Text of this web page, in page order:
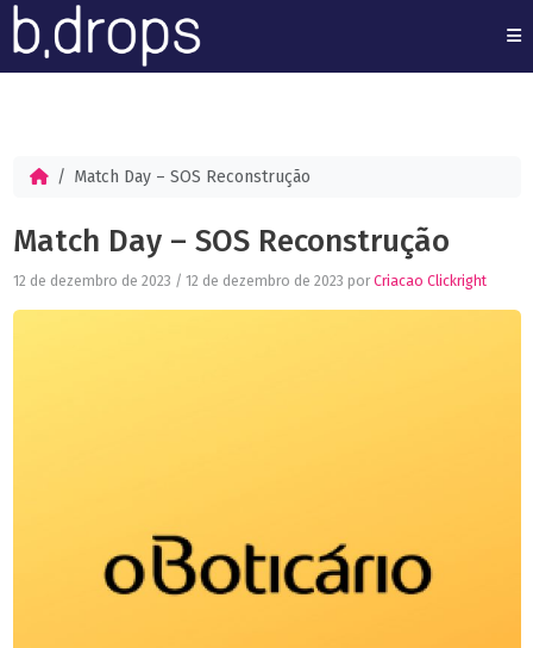
Match Day – SOS Reconstrução
Match Day – SOS Reconstrução
12 de dezembro de 2023 / 12 de dezembro de 2023 porCriacao Clickright